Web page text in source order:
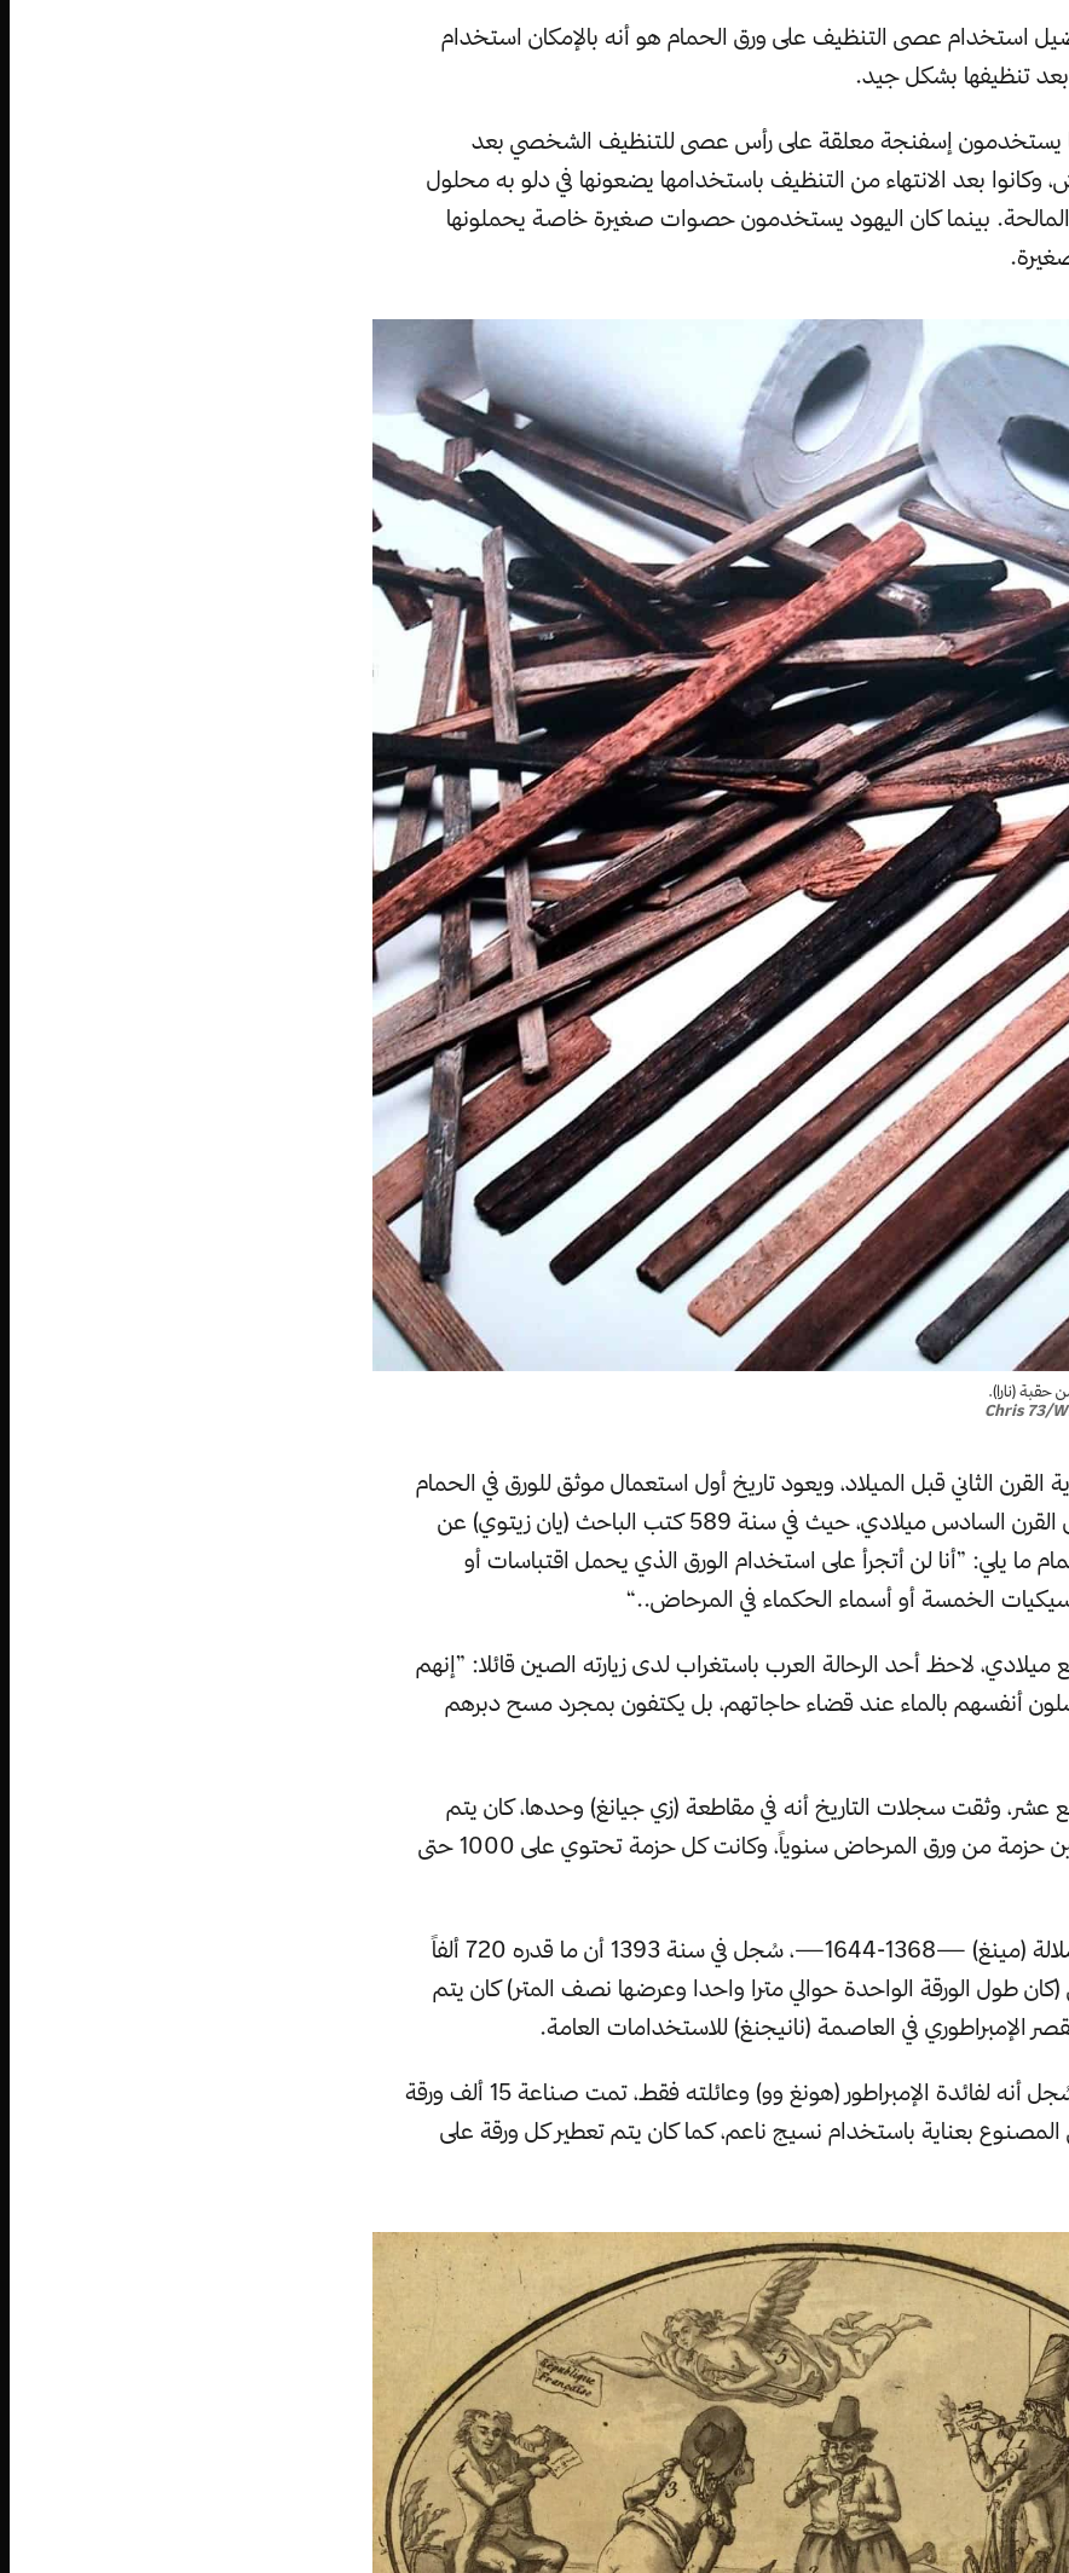
استخدام عصى التنظيف على ورق الحمام هو أنه بالإمكان استخدام
تنظيفها بشكل جيد.
يستخدمون إسفنجة معلقة على رأس عصى للتنظيف الشخصي بعد
وكانوا بعد الانتهاء من التنظيف باستخدامها يضعونها في دلو به محلول
بينما كان اليهود يستخدمون حصوات صغيرة خاصة يحملونها
حقبة (نارا).
Chris 73/
القرن الثاني قبل الميلاد، ويعود تاريخ أول استعمال موثق للورق في الحمام
بهدف التنظيف إلى القرن السادس ميلادي، حيث في سنة 589 كتب الباحث (يان زيتوي) عن
ما يلي: ”أنا لن أتجرأ على استخدام الورق الذي يحمل اقتباسات أو
الخمسة أو أسماء الحكماء في المرحاض..“
ميلادي، لاحظ أحد الرحالة العرب باستغراب لدى زيارته الصين قائلا: ”إنهم
أنفسهم بالماء عند قضاء حاجاتهم، بل يكتفون بمجرد مسح دبرهم
عشر، وثقت سجلات التاريخ أنه في مقاطعة (زي جيانغ) وحدها، كان يتم
تصنيع عشرة ملايين حزمة من ورق المرحاض سنوياً، وكانت كل حزمة تحتوي على 1000 حتى
خلال فترة حكم سلالة (مينغ) —1368-1644—، سُجل في سنة 1393 أن ما قدره 720 ألفاً
طول الورقة الواحدة حوالي مترا واحدا وعرضها نصف المتر) كان يتم
الإمبراطوري في العاصمة (نانيجنغ) للاستخدامات العامة.
وفي نفس السنة، سُجل أنه لفائدة الإمبراطور (هونغ وو) وعائلته فقط، تمت صناعة 15 ألف ورقة
بعناية باستخدام نسيج ناعم، كما كان يتم تعطير كل ورقة على